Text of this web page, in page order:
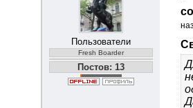
Пользователи
Fresh Boarder
Постов: 13